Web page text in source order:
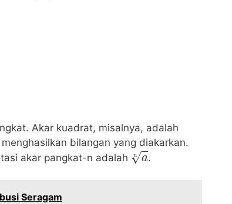
Akar kuadrat, misalnya, adalah
bilangan yang diakarkan.
akar pangkat-n adalah
a n
.
Seragam